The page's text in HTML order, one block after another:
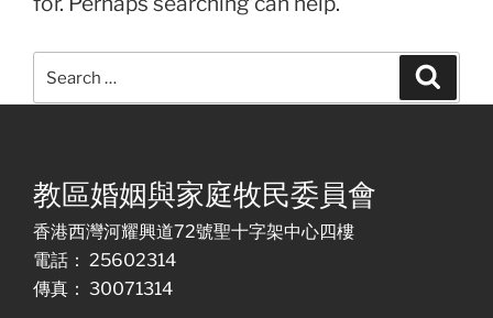
for:
教區婚姻與家庭牧民委員會
香港西灣河耀興道72號聖十字架中心四樓
電話： 25602314
傳真： 30071314